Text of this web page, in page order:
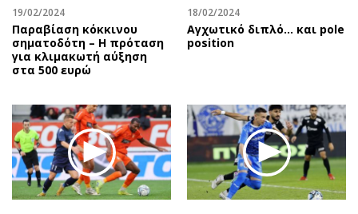
19/02/2024
Παραβίαση κόκκινου
σηματοδότη – Η πρόταση
για κλιμακωτή αύξηση
στα 500 ευρώ
18/02/2024
Αγχωτικό διπλό… και pole
position